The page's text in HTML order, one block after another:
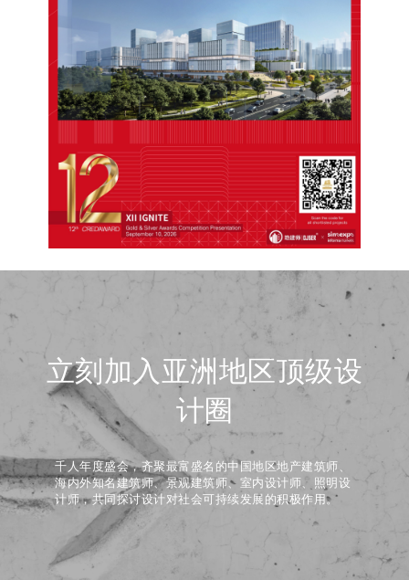
立刻加入亚洲地区顶级设
计圈
千人年度盛会，齐聚最富盛名的中国地区地产建筑师、
海内外知名建筑师、景观建筑师、室内设计师、照明设
计师，共同探讨设计对社会可持续发展的积极作用。